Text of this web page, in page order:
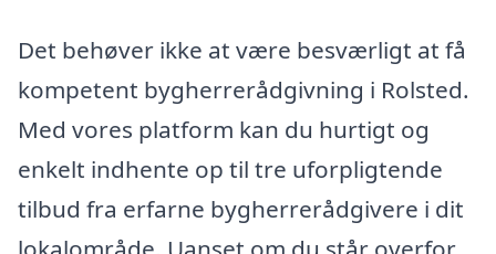
Det behøver ikke at være besværligt at få
kompetent bygherrerådgivning i Rolsted.
Med vores platform kan du hurtigt og
enkelt indhente op til tre uforpligtende
tilbud fra erfarne bygherrerådgivere i dit